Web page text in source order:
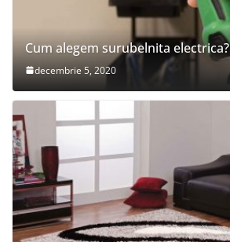
Cum alegem surubelnita electrica?
decembrie 5, 2020